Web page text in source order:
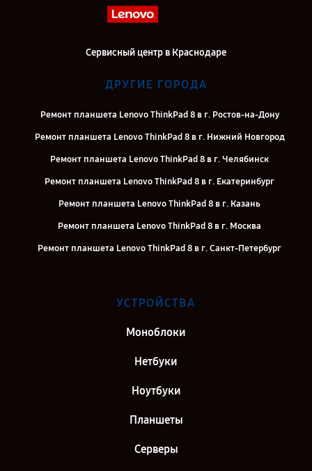
Сервисный центр в Краснодаре
ДРУГИЕ ГОРОДА
Ремонт планшета Lenovo ThinkPad 8 в г. Ростов-на-Дону
Ремонт планшета Lenovo ThinkPad 8 в г. Нижний Новгород
Ремонт планшета Lenovo ThinkPad 8 в г. Челябинск
Ремонт планшета Lenovo ThinkPad 8 в г. Екатеринбург
Ремонт планшета Lenovo ThinkPad 8 в г. Казань
Ремонт планшета Lenovo ThinkPad 8 в г. Москва
Ремонт планшета Lenovo ThinkPad 8 в г. Санкт-Петербург
УСТРОЙСТВА
Моноблоки
Нетбуки
Ноутбуки
Планшеты
Серверы